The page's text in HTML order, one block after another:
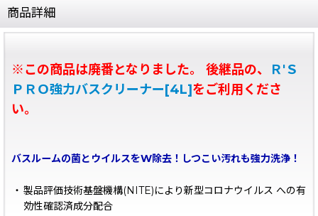
商品詳細
※この商品は廃番となりました。 後継品の、
Ｒ'Ｓ
ＰＲＯ強力バスクリーナー[4L]をご利用くださ
い。
バスルームの菌とウイルスをW除去！しつこい汚れも強力洗浄！
・ 製品評価技術基盤機構(NITE)により新型コロナウイルス への有
効性確認済成分配合